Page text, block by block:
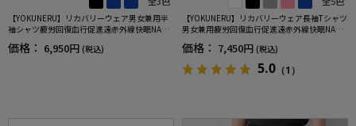
【YOKUNERU】リカバリーウェア男女兼用半
袖シャツ疲労回復血行促進遠赤外線快眠NANO
MIX(R)【一般医療機器】SS～LLサイズ
価格： 6,950円 (税込)
【YOKUNERU】リカバリーウェア長袖Tシャツ
男女兼用疲労回復血行促進遠赤外線快眠NANO
MIX(R)【一般医療機器】SS～LLサイズ
価格： 7,450円 (税込)
5.0 （1）